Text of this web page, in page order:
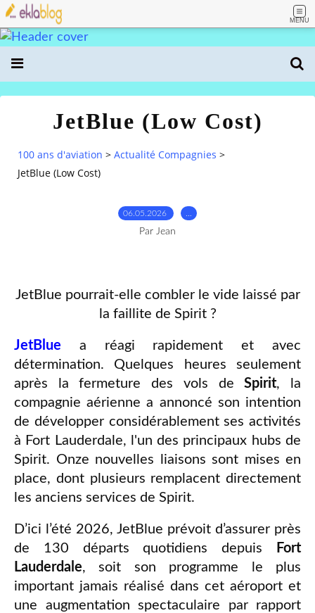
MENU
JetBlue (Low Cost)
100 ans d'aviation > Actualité Compagnies >
JetBlue (Low Cost)
06.05.2026
Par Jean
JetBlue pourrait-elle combler le vide laissé par
la faillite de Spirit ?
JetBlue a réagi rapidement et avec
détermination. Quelques heures seulement
après la fermeture des vols deSpirit, la
compagnie aérienne a annoncé son intention
de développer considérablement ses activités
à Fort Lauderdale, l'un des principaux hubs de
Spirit. Onze nouvelles liaisons sont mises en
place, dont plusieurs remplacent directement
les anciens services de Spirit.
D’ici l’été 2026, JetBlue prévoit d’assurer près
de 130 départs quotidiens depuis
Fort
Lauderdale, soit son programme le plus
important jamais réalisé dans cet aéroport et
une augmentation spectaculaire par rapport